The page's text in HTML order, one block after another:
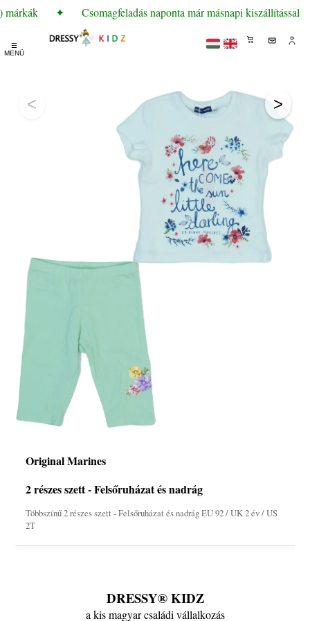
✦ Csomagfeladás naponta már másnapi kiszállítással
☰
MENÜ
< >
Original Marines
2 részes szett - Felsőruházat és nadrág
Többszínű 2 részes szett - Felsőruházat és nadrág EU 92 / UK 2 év / US
2T
DRESSY® KIDZ
a kis magyar családi vállalkozás